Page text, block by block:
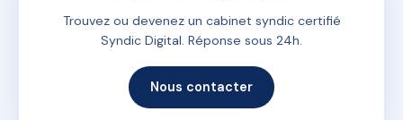
Trouvez ou devenez un cabinet syndic certifié
Syndic Digital. Réponse sous 24h.
Nous contacter